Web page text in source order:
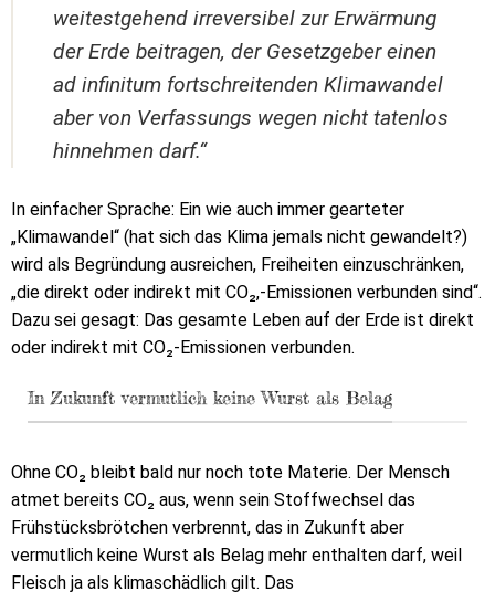
weitestgehend irreversibel zur Erwärmung
der Erde beitragen, der Gesetzgeber einen
ad infinitum fortschreitenden Klimawandel
aber von Verfassungs wegen nicht tatenlos
hinnehmen darf.“
In einfacher Sprache: Ein wie auch immer gearteter
„Klimawandel“ (hat sich das Klima jemals nicht gewandelt?)
wird als Begründung ausreichen, Freiheiten einzuschränken,
„die direkt oder indirekt mit CO₂,-Emissionen verbunden sind“.
Dazu sei gesagt: Das gesamte Leben auf der Erde ist direkt
oder indirekt mit CO₂-Emissionen verbunden.
In Zukunft vermutlich keine Wurst als Belag
Ohne CO₂ bleibt bald nur noch tote Materie. Der Mensch
atmet bereits CO₂ aus, wenn sein Stoffwechsel das
Frühstücksbrötchen verbrennt, das in Zukunft aber
vermutlich keine Wurst als Belag mehr enthalten darf, weil
Fleisch ja als klimaschädlich gilt. Das